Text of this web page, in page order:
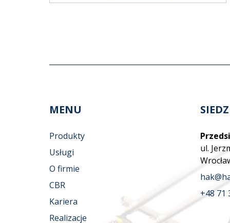
MENU
Produkty
Usługi
O firmie
CBR
Kariera
Realizacje
ul.
+48 71